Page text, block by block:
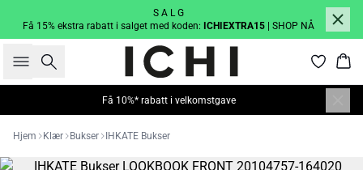
S A L G
Få 15% ekstra rabatt i salget med koden: ICHIEXTRA15 | SHOP NÅ
Søk
Få 10%* rabatt i velkomstgave
Hjem Klær Bukser IHKATE Bukser